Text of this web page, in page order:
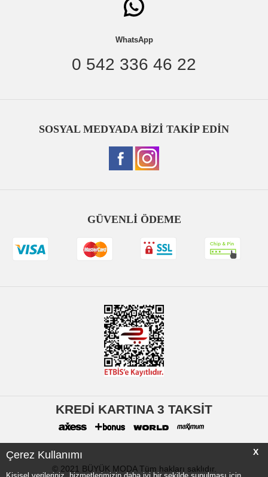
X
Çerez Kullanımı
WhatsApp
0 542 336 46 22
SOSYAL MEDYADA BİZİ TAKİP EDİN
GÜVENLİ ÖDEME
KREDİ KARTINA 3 TAKSİT
© 2021 BÜYÜK MODA Tüm hakları saklıdır.